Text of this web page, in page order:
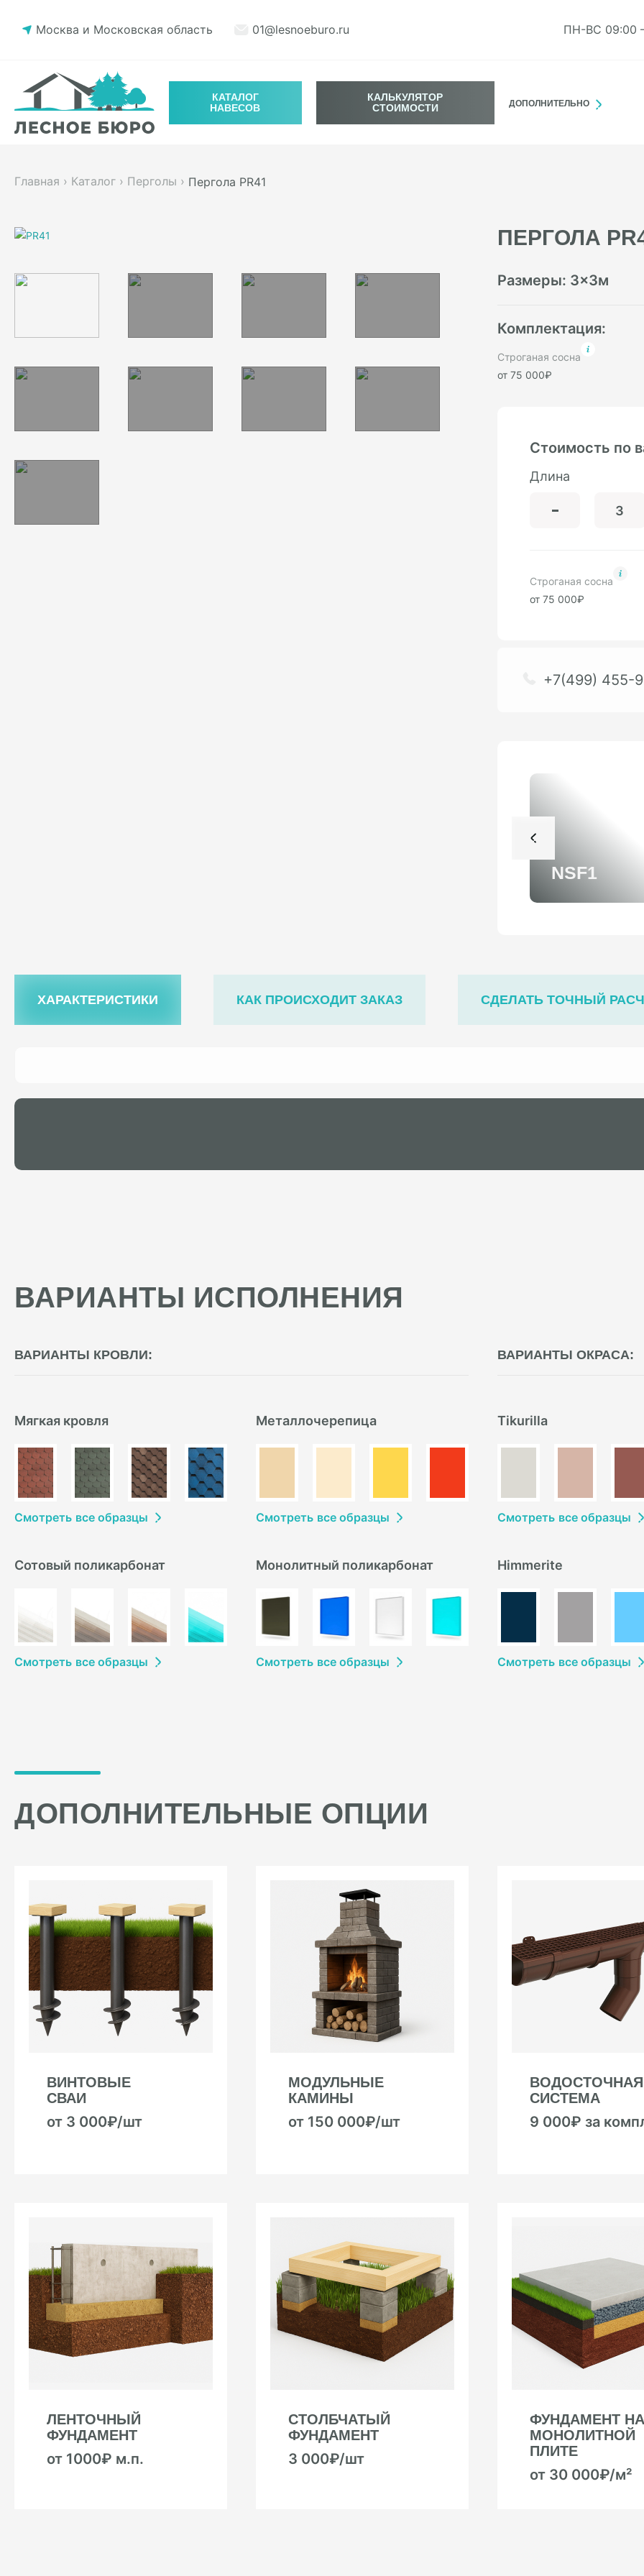
Москва и Московская область 01@lesnoeburo.ru ПН-ВС 09:00
КАТАЛОГ
НАВЕСОВ
КАЛЬКУЛЯТОР
СТОИМОСТИ
ДОПОЛНИТЕЛЬНО
Главная › Каталог › Перголы › Пергола PR41
ПЕРГОЛА
Размеры: 3×3м
Комплектация:
Строганая сосна
от 75 000₽
Стоимость по
Длина
Строганая сосна
от 75 000₽
+7(499) 455-
NSF1
ХАРАКТЕРИСТИКИ КАК ПРОИСХОДИТ ЗАКАЗ СДЕЛАТЬ ТОЧНЫЙ
ВАРИАНТЫ ИСПОЛНЕНИЯ
ВАРИАНТЫ КРОВЛИ:
Мягкая кровля
Смотреть все образцы
Металлочерепица
Смотреть все образцы
Сотовый поликарбонат
Смотреть все образцы
Монолитный поликарбонат
Смотреть все образцы
ВАРИАНТЫ ОКРАСА:
Tikurilla
Смотреть все образцы
Himmerite
Смотреть все образцы
ДОПОЛНИТЕЛЬНЫЕ ОПЦИИ
ВИНТОВЫЕ
СВАИ
от 3 000₽/шт
МОДУЛЬНЫЕ
КАМИНЫ
от 150 000₽/шт
ВОДОСТОЧНАЯ
СИСТЕМА
9 000₽ за
ЛЕНТОЧНЫЙ
ФУНДАМЕНТ
от 1000₽ м.п.
СТОЛБЧАТЫЙ
ФУНДАМЕНТ
3 000₽/шт
ФУНДАМЕНТ НА
МОНОЛИТНОЙ
ПЛИТЕ
от 30 000₽/м²